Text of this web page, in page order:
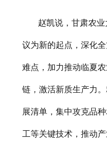
赵凯说，甘肃农
议为新的起点，深化
难点，加力推动临夏
链，激活新质生产力
展清单，集中攻克品
工等关键技术，推动